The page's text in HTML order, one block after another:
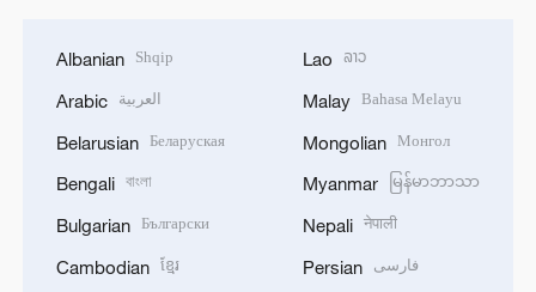
Albanian Shqip
Arabic العربية
Belarusian Беларуская
Bengali বাংলা
Bulgarian Български
Cambodian ខ្មែរ
Lao ລາວ
Malay Bahasa Melayu
Mongolian Монгол
Myanmar မြန်မာဘာသာ
Nepali नेपाली
Persian فارسی